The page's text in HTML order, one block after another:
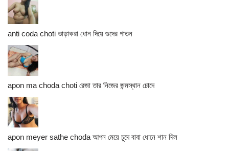
anti coda choti ভাড়াকরা ধোন দিয়ে গুদের গাতন
apon ma choda choti রেজা তার নিজের জন্মস্থান চোদে
apon meyer sathe choda আপন মেয়ে চুদে বাবা ধোনে শান দিল